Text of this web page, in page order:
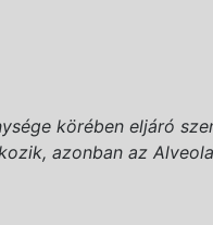
körében eljáró
azonban az